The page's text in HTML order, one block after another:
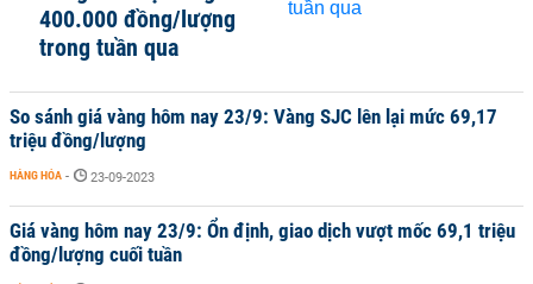
400.000 đồng/lượng
trong tuần qua
So sánh giá vàng hôm nay 23/9: Vàng SJC lên lại mức 69,17
triệu đồng/lượng
HÀNG HÓA - 23-09-2023
Giá vàng hôm nay 23/9: Ổn định, giao dịch vượt mốc 69,1 triệu
đồng/lượng cuối tuần